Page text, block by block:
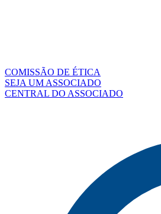
COMISSÃO DE ÉTICA
SEJA UM ASSOCIADO
CENTRAL DO ASSOCIADO